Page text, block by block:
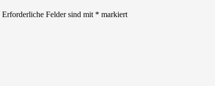
Erforderliche Felder sind mit * markiert